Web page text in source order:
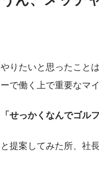
やりたいと思ったこと
ーで働く上で重要なマイ
「せっかくなんでゴル
と提案してみた所、社